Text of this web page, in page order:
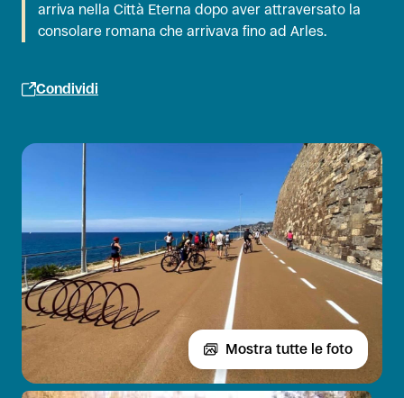
arriva nella Città Eterna dopo aver attraversato la
consolare romana che arrivava fino ad Arles.
Condividi
Mostra tutte le foto